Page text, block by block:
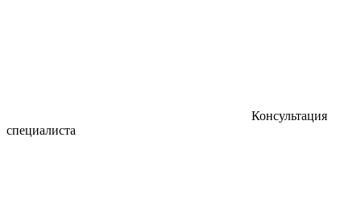
Консультация
специалиста